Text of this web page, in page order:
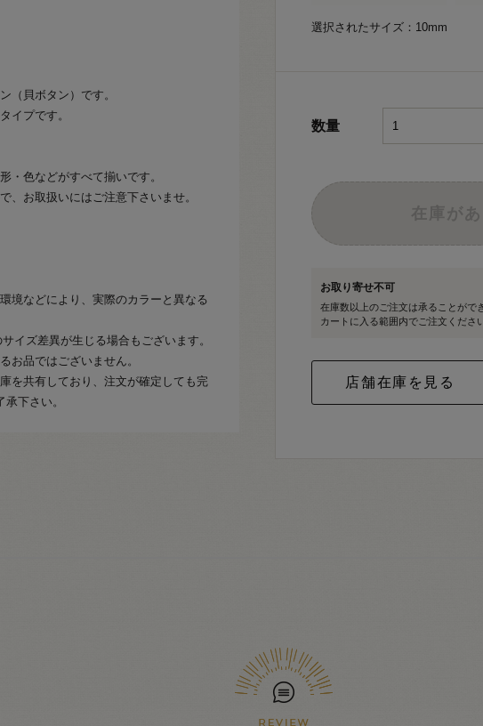
（貝ボタン）です。
イプです。
・色などがすべて揃いです。
、お取扱いにはご注意下さいませ。
境などにより、実際のカラーと異なる
イズ差異が生じる場合もございます。
お品ではございません。
を共有しており、注文が確定しても完
下さい。
選択されたサイズ：10mm
数量
お取り寄せ不可
在庫数以上のご注文は承ることがで
カートに入る範囲内でご注文くださ